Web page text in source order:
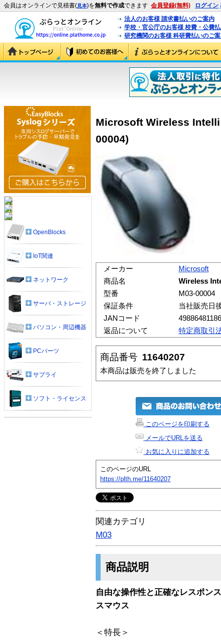
会員はオンラインで見積書(見本)を無料で作成できます 会員登録(無料) ログイン
法人のお客様 請求書払いのご案内
学校・官公庁のお客様 校費・公費
研究機関のお客様 科研費払いのご
Microsoft Wireless
00004)
メーカー
Microsoft
商品名
Wireless
型番
M03-00004
保証条件
当社販売日
JANコード
返品について
特定商取引
商品番号 11640207
本商品は販売を終了しました
このページを印刷する
メールでURLを送る
お気に入りに追加する
このページのURL
https://plth.me/11640207
関連カテゴリ
M03
商品説明
自由な操作性と正確なレスポン
スマウス
＜特長＞
OpenBlocks
IoT関連
ネットワーク
サーバ・ストレージ
パソコン・周辺機器
PCパーツ
サプライ
ソフト・ライセンス